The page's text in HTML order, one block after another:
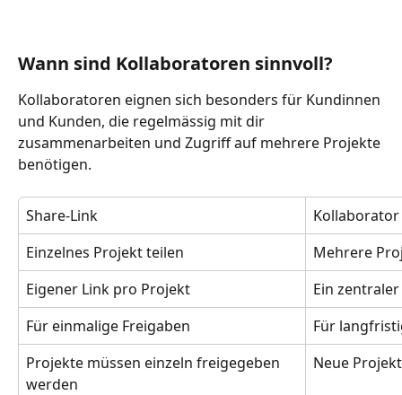
Wann sind Kollaboratoren sinnvoll?
Kollaboratoren eignen sich besonders für Kundinnen
und Kunden, die regelmässig mit dir
zusammenarbeiten und Zugriff auf mehrere Projekte
benötigen.
Share-Link
Kollaborator
Einzelnes Projekt teilen
Mehrere
Eigener Link pro Projekt
Ein
Für einmalige Freigaben
Für
Projekte müssen einzeln freigegeben
werden
Neue